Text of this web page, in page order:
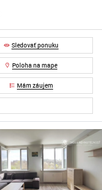
Sledovať ponuku
Poloha na mape
Mám záujem